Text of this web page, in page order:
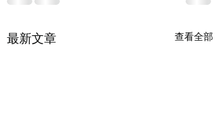
最新文章 查看全部